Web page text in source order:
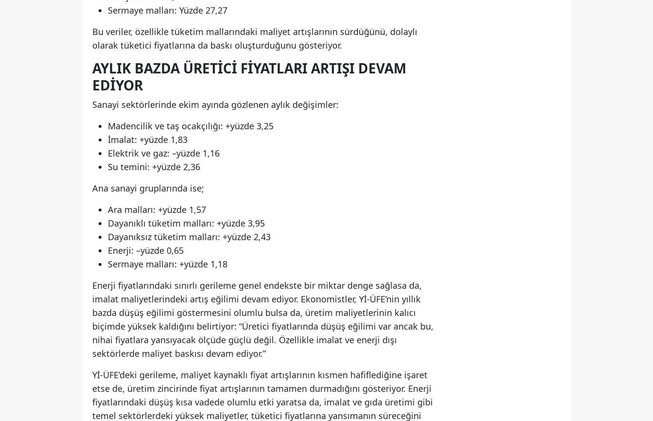
Sermaye malları: Yüzde 27,27
Bu veriler, özellikle tüketim mallarındaki maliyet artışlarının sürdüğünü, dolaylı
olarak tüketici fiyatlarına da baskı oluşturduğunu gösteriyor.
AYLIK BAZDA ÜRETICI FIYATLARI ARTIŞI DEVAM
EDIYOR
Sanayi sektörlerinde ekim ayında gözlenen aylık değişimler:
Madencilik ve taş ocakçılığı: +yüzde 3,25
İmalat: +yüzde 1,83
Elektrik ve gaz: –yüzde 1,16
Su temini: +yüzde 2,36
Ana sanayi gruplarında ise;
Ara malları: +yüzde 1,57
Dayanıklı tüketim malları: +yüzde 3,95
Dayanıksız tüketim malları: +yüzde 2,43
Enerji: –yüzde 0,65
Sermaye malları: +yüzde 1,18
Enerji fiyatlarındaki sınırlı gerileme genel endekste bir miktar denge sağlasa da,
imalat maliyetlerindeki artış eğilimi devam ediyor. Ekonomistler, Yİ-ÜFE’nin yıllık
bazda düşüş eğilimi göstermesini olumlu bulsa da, üretim maliyetlerinin kalıcı
biçimde yüksek kaldığını belirtiyor: “Üretici fiyatlarında düşüş eğilimi var ancak bu,
nihai fiyatlara yansıyacak ölçüde güçlü değil. Özellikle imalat ve enerji dışı
sektörlerde maliyet baskısı devam ediyor.”
Yİ-ÜFE’deki gerileme, maliyet kaynaklı fiyat artışlarının kısmen hafiflediğine işaret
etse de, üretim zincirinde fiyat artışlarının tamamen durmadığını gösteriyor. Enerji
fiyatlarındaki düşüş kısa vadede olumlu etki yaratsa da, imalat ve gıda üretimi gibi
temel sektörlerdeki yüksek maliyetler, tüketici fiyatlarına yansımanın süreceğini